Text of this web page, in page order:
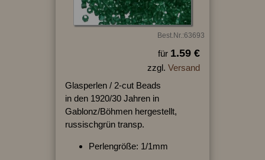
Best.Nr.:63693
für 1.59 €
zzgl. Versand
Glasperlen / 2-cut Beads
in den 1920/30 Jahren in
Gablonz/Böhmen hergestellt,
russischgrün transp.
Perlengröße: 1/1mm